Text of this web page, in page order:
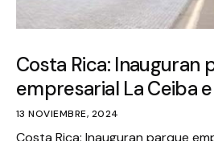
Costa Rica: Inauguran
empresarial La Ceiba
13 NOVIEMBRE, 2024
Costa Rica: Inauguran parque